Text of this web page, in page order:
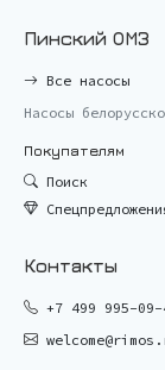
Пинский ОМЗ
Все насосы
Насосы
Покупателям
Поиск
Контакты
+7 499 995-09-